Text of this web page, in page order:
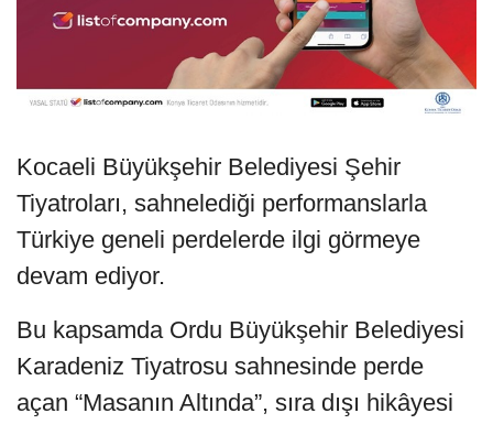
Kocaeli Büyükşehir Belediyesi Şehir
Tiyatroları, sahnelediği performanslarla
Türkiye geneli perdelerde ilgi görmeye
devam ediyor.
Bu kapsamda Ordu Büyükşehir Belediyesi
Karadeniz Tiyatrosu sahnesinde perde
açan “Masanın Altında”, sıra dışı hikâyesi